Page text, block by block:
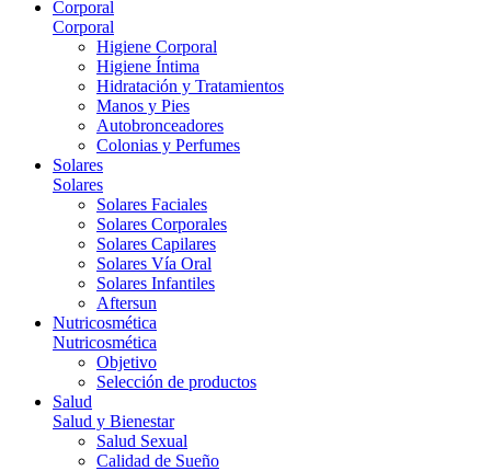
Corporal
Corporal
Higiene Corporal
Higiene Íntima
Hidratación y Tratamientos
Manos y Pies
Autobronceadores
Colonias y Perfumes
Solares
Solares
Solares Faciales
Solares Corporales
Solares Capilares
Solares Vía Oral
Solares Infantiles
Aftersun
Nutricosmética
Nutricosmética
Objetivo
Selección de productos
Salud
Salud y Bienestar
Salud Sexual
Calidad de Sueño